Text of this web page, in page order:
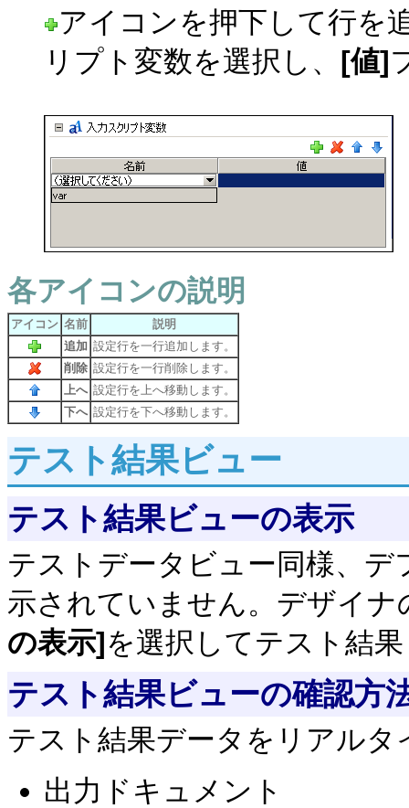
アイコンを押下して行を
リプト変数を選択し、 [値]
各アイコンの説明
アイコン 名前
説明
追加 設定行を一行追加します。
削除 設定行を一行削除します。
上へ 設定行を上へ移動します。
下へ 設定行を下へ移動します。
テスト結果ビュー
テスト結果ビューの表示
テストデータビュー同様、
示されていません。デザイナ
の表示]を選択してテスト結
テスト結果ビューの確認方
テスト結果データをリアル
出力ドキュメント